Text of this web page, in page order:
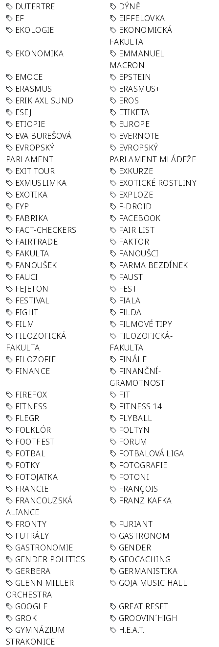
DUTERTRE
DÝNĚ
EF
EIFFELOVKA
EKOLOGIE
EKONOMICKÁ
FAKULTA
EKONOMIKA
EMMANUEL
MACRON
EMOCE
EPSTEIN
ERASMUS
ERASMUS+
ERIK AXL SUND
EROS
ESEJ
ETIKETA
ETIOPIE
EUROPE
EVA BUREŠOVÁ
EVERNOTE
EVROPSKÝ
PARLAMENT
EVROPSKÝ
PARLAMENT MLÁDEŽE
EXIT TOUR
EXKURZE
EXMUSLIMKA
EXOTICKÉ ROSTLINY
EXOTIKA
EXPLOZE
EYP
F-DROID
FABRIKA
FACEBOOK
FACT-CHECKERS
FAIR LIST
FAIRTRADE
FAKTOR
FAKULTA
FANOUŠCI
FANOUŠEK
FARMA BEZDÍNEK
FAUCI
FAUST
FEJETON
FEST
FESTIVAL
FIALA
FIGHT
FILDA
FILM
FILMOVÉ TIPY
FILOZOFICKÁ
FAKULTA
FILOZOFICKÁ-
FAKULTA
FILOZOFIE
FINÁLE
FINANCE
FINANČNÍ-
GRAMOTNOST
FIREFOX
FIT
FITNESS
FITNESS 14
FLEGR
FLYBALL
FOLKLÓR
FOLTYN
FOOTFEST
FORUM
FOTBAL
FOTBALOVÁ LIGA
FOTKY
FOTOGRAFIE
FOTOJATKA
FOTONI
FRANCIE
FRANÇOIS
FRANCOUZSKÁ
ALIANCE
FRANZ KAFKA
FRONTY
FURIANT
FUTRÁLY
GASTRONOM
GASTRONOMIE
GENDER
GENDER-POLITICS
GEOCACHING
GERBERA
GERMANISTIKA
GLENN MILLER
ORCHESTRA
GOJA MUSIC HALL
GOOGLE
GREAT RESET
GROK
GROOVIN´HIGH
GYMNÁZIUM
STRAKONICE
H.E.A.T.